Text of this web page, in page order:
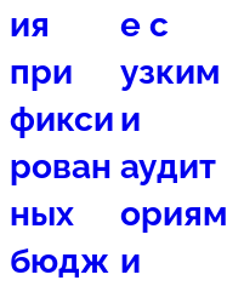
ия
при
фикси
рован
ных
бюдж
е с
узким
и
аудит
ориям
и